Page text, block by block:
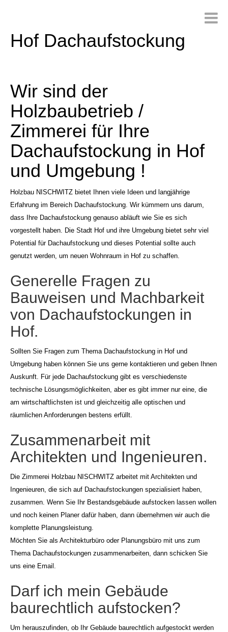
Hof Dachaufstockung
Wir sind der
Holzbaubetrieb /
Zimmerei für Ihre
Dachaufstockung in Hof
und Umgebung !
Holzbau NISCHWITZ bietet Ihnen viele Ideen und langjährige
Erfahrung im Bereich Dachaufstockung. Wir kümmern uns darum,
dass Ihre Dachaufstockung genauso abläuft wie Sie es sich
vorgestellt haben. Die Stadt Hof und ihre Umgebung bietet sehr viel
Potential für Dachaufstockung und dieses Potential sollte auch
genutzt werden, um neuen Wohnraum in Hof zu schaffen.
Generelle Fragen zu
Bauweisen und Machbarkeit
von Dachaufstockungen in
Hof.
Sollten Sie Fragen zum Thema Dachaufstockung in Hof und
Umgebung haben können Sie uns gerne kontaktieren und geben Ihnen
Auskunft. Für jede Dachaufstockung gibt es verschiedenste
technische Lösungsmöglichkeiten, aber es gibt immer nur eine, die
am wirtschaftlichsten ist und gleichzeitig alle optischen und
räumlichen Anforderungen bestens erfüllt.
Zusammenarbeit mit
Architekten und Ingenieuren.
Die Zimmerei Holzbau NISCHWITZ arbeitet mit Architekten und
Ingenieuren, die sich auf Dachaufstockungen spezialisiert haben,
zusammen. Wenn Sie Ihr Bestandsgebäude aufstocken lassen wollen
und noch keinen Planer dafür haben, dann übernehmen wir auch die
komplette Planungsleistung.
Möchten Sie als Architekturbüro oder Planungsbüro mit uns zum
Thema Dachaufstockungen zusammenarbeiten, dann schicken Sie
uns eine Email.
Darf ich mein Gebäude
baurechtlich aufstocken?
Um herauszufinden, ob Ihr Gebäude baurechtlich aufgestockt werden